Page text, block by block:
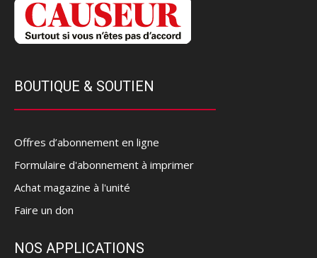
BOUTIQUE & SOUTIEN
Offres d’abonnement en ligne
Formulaire d'abonnement à imprimer
Achat magazine à l'unité
Faire un don
NOS APPLICATIONS